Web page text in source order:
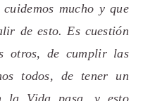
mucho y que
de esto. Es cuestión
otros, de cumplir las
todos, de tener un
la Vida pasa, y esto